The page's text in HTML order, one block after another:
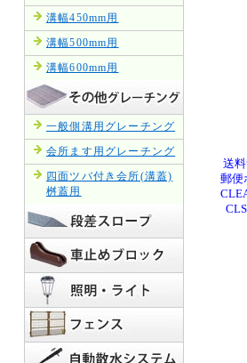
溝幅450mm用
溝幅500mm用
溝幅600mm用
一般側溝用グレーチング
会所ます用グレーチング
四面ツバ付き会所(溝蓋)
桝蓋用
送
郵便